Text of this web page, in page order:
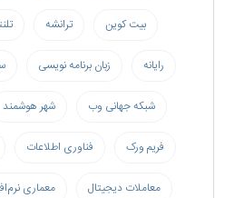
بیت کوین ترانشه
رایانه زبان برنامه نویسی
شبکه جهانی وب شهر هوشمند
فریم ورک فناوری اطلاعات
معاملات دیجیتال معماری